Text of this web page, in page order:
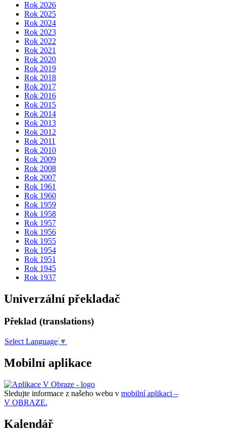
Rok 2026
Rok 2025
Rok 2024
Rok 2023
Rok 2022
Rok 2021
Rok 2020
Rok 2019
Rok 2018
Rok 2017
Rok 2016
Rok 2015
Rok 2014
Rok 2013
Rok 2012
Rok 2011
Rok 2010
Rok 2009
Rok 2008
Rok 2007
Rok 1961
Rok 1960
Rok 1959
Rok 1958
Rok 1957
Rok 1956
Rok 1955
Rok 1954
Rok 1951
Rok 1945
Rok 1937
Univerzální překladač
Překlad (translations)
Select Language ▼
Mobilní aplikace
Sledujte informace z našeho webu v mobilní aplikaci –
V OBRAZE.
Kalendář